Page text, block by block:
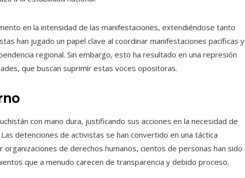
en la intensidad de las manifestaciones, extendiéndose tanto
han jugado un papel clave al coordinar manifestaciones pacíficas y
regional. Sin embargo, esto ha resultado en una represión
que buscan suprimir estas voces opositoras.
con mano dura, justificando sus acciones en la necesidad de
detenciones de activistas se han convertido en una táctica
de derechos humanos, cientos de personas han sido
que a menudo carecen de transparencia y debido proceso.